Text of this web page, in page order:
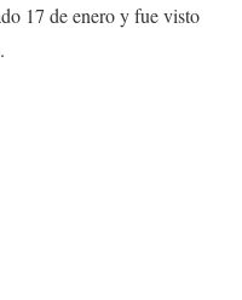
17 de enero y fue visto